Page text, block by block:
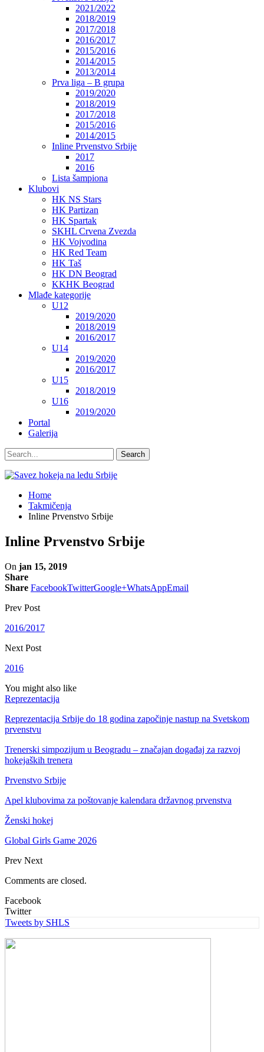
2021/2022
2018/2019
2017/2018
2016/2017
2015/2016
2014/2015
2013/2014
Prva liga – B grupa
2019/2020
2018/2019
2017/2018
2015/2016
2014/2015
Inline Prvenstvo Srbije
2017
2016
Lista šampiona
Klubovi
HK NS Stars
HK Partizan
HK Spartak
SKHL Crvena Zvezda
HK Vojvodina
HK Red Team
HK Taš
HK DN Beograd
KKHK Beograd
Mlađe kategorije
U12
2019/2020
2018/2019
2016/2017
U14
2019/2020
2016/2017
U15
2018/2019
U16
2019/2020
Portal
Galerija
Home
Takmičenja
Inline Prvenstvo Srbije
Inline Prvenstvo Srbije
On jan 15, 2019
Share
Share FacebookTwitterGoogle+WhatsAppEmail
Prev Post
2016/2017
Next Post
2016
You might also like
Reprezentacija
Reprezentacija Srbije do 18 godina započinje nastup na Svetskom
prvenstvu
Trenerski simpozijum u Beogradu – značajan događaj za razvoj
hokejaških trenera
Prvenstvo Srbije
Apel klubovima za poštovanje kalendara državnog prvenstva
Ženski hokej
Global Girls Game 2026
Prev Next
Comments are closed.
Facebook
Twitter
Tweets by SHLS